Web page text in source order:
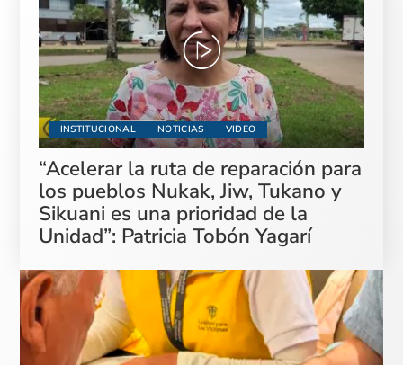
INSTITUCIONAL NOTICIAS VIDEO
“Acelerar la ruta de reparación para
los pueblos Nukak, Jiw, Tukano y
Sikuani es una prioridad de la
Unidad”: Patricia Tobón Yagarí